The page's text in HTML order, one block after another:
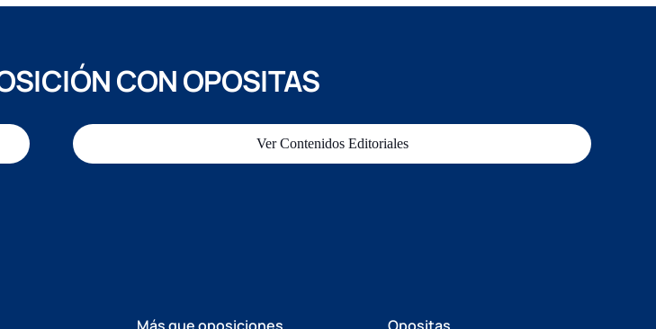
CON OPOSITAS
Ver Contenidos Editoriales